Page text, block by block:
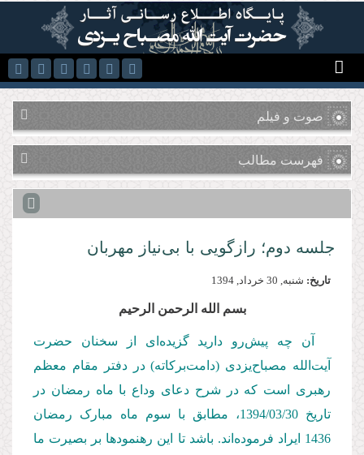
رفتن به محتوای اصلی
صوت و فیلم
فهرست مطالب
جلسه دوم؛ رازگویی با بی‌نیاز مهربان
تاریخ: شنبه, 30 خرداد, 1394
بسم الله الرحمن الرحیم
آن چه پیش‌رو دارید گزیده‌ای از سخنان حضرت
آیت‌الله مصباح‌یزدی (دامت‌بركاته) در دفتر مقام معظم
رهبری است كه در شرح دعای وداع با ماه رمضان در
تاریخ 1394/03/30
، مطابق با سوم ماه مبارک رمضان
1436 ایراد فرموده‌اند. باشد تا این رهنمودها بر بصیرت ما